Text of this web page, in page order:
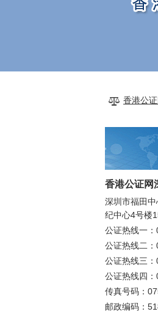
香港公证
香港公证网
深圳市福田
纪中心4号楼
公证热线一
公证热线二
公证热线三
公证热线四
传真号码：
邮政编码：